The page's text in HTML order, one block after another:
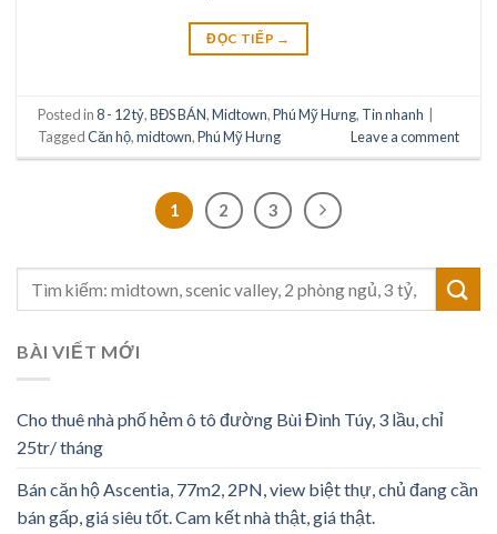
ĐỌC TIẾP →
Posted in8 - 12 tỷ,BĐS BÁN,Midtown,Phú Mỹ Hưng, Tin nhanh
TaggedCăn hộ,midtown,Phú Mỹ Hưng Leave a comment
1 2 3
BÀI VIẾT MỚI
Cho thuê nhà phố hẻm ô tô đường Bùi Đình Túy, 3 lầu, chỉ
25tr/ tháng
Bán căn hộ Ascentia, 77m2, 2PN, view biệt thự, chủ đang cần
bán gấp, giá siêu tốt. Cam kết nhà thật, giá thật.